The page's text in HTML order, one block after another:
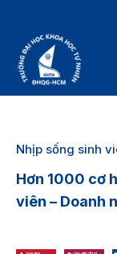
Nhịp sống sinh
Hơn 1000 cơ
viên – Doanh